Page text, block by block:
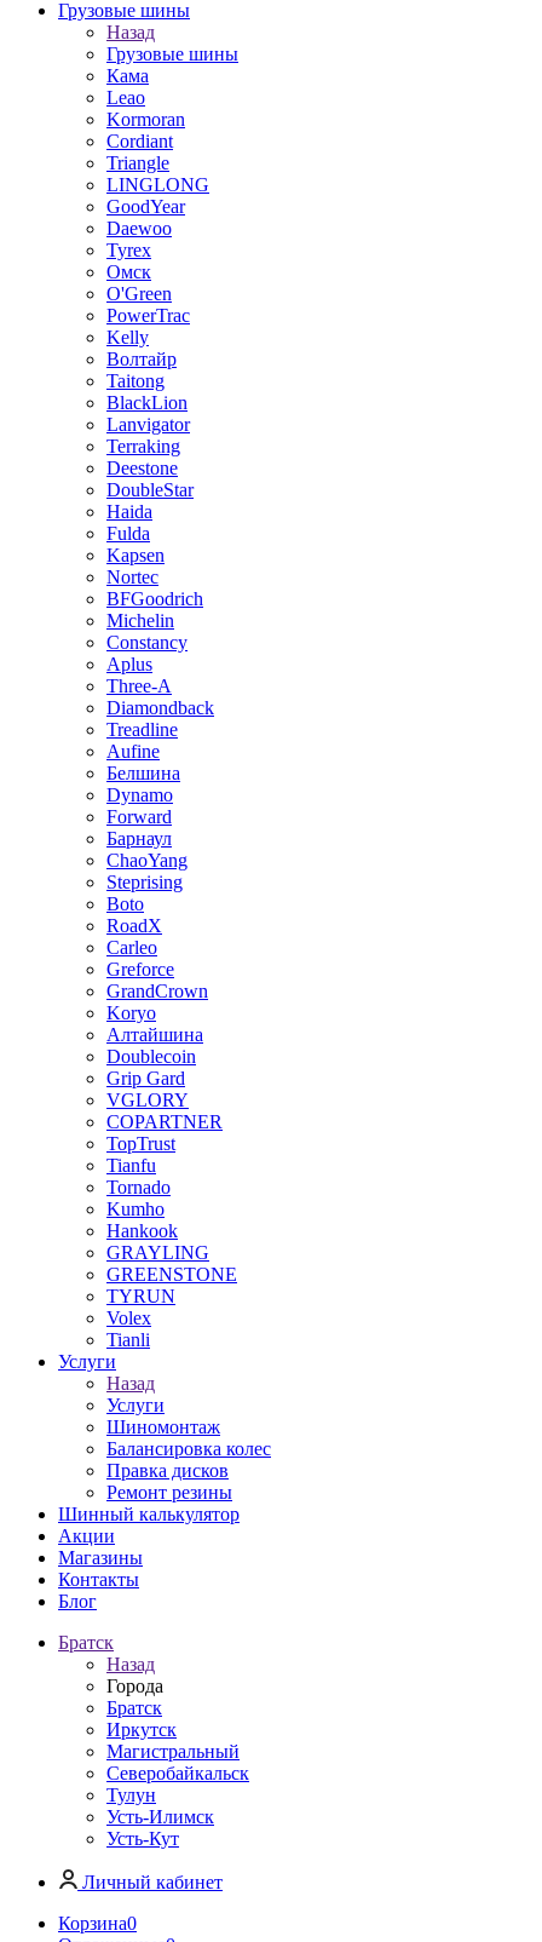
Грузовые шины
Назад
Грузовые шины
Кама
Leao
Kormoran
Cordiant
Triangle
LINGLONG
GoodYear
Daewoo
Tyrex
Омск
O'Green
PowerTrac
Kelly
Волтайр
Taitong
BlackLion
Lanvigator
Terraking
Deestone
DoubleStar
Haida
Fulda
Kapsen
Nortec
BFGoodrich
Michelin
Constancy
Aplus
Three-A
Diamondback
Treadline
Aufine
Белшина
Dynamo
Forward
Барнаул
ChaoYang
Steprising
Boto
RoadX
Carleo
Greforce
GrandCrown
Koryo
Алтайшина
Doublecoin
Grip Gard
VGLORY
COPARTNER
TopTrust
Tianfu
Tornado
Kumho
Hankook
GRAYLING
GREENSTONE
TYRUN
Volex
Tianli
Услуги
Назад
Услуги
Шиномонтаж
Балансировка колес
Правка дисков
Ремонт резины
Шинный калькулятор
Акции
Магазины
Контакты
Блог
Братск
Назад
Города
Братск
Иркутск
Магистральный
Северобайкальск
Тулун
Усть-Илимск
Усть-Кут
Личный кабинет
Корзина0